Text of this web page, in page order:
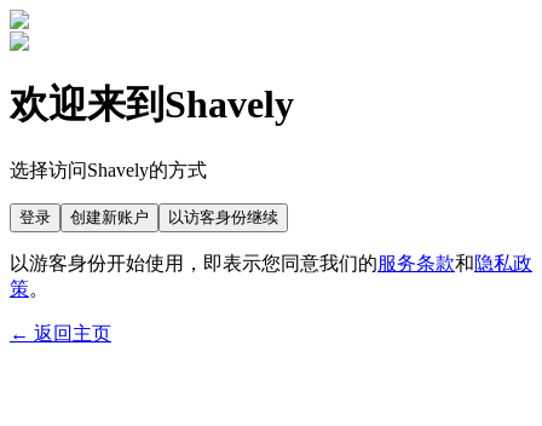
欢迎来到Shavely
选择访问Shavely的方式
登录 创建新账户 以访客身份继续
以游客身份开始使用，即表示您同意我们的服务条款和隐私政
策。
← 返回主页